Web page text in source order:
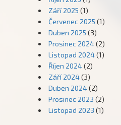
Září 2025 (1)
Červenec 2025 (1)
Duben 2025 (3)
Prosinec 2024(2)
Listopad 2024(1)
Říjen 2024(2)
Září 2024(3)
Duben 2024(2)
Prosinec 2023 (2)
Listopad 2023 (1)